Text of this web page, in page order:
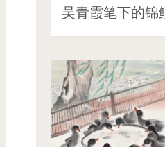
吴青霞笔下的锦